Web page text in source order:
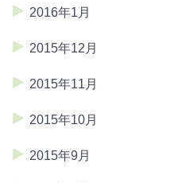
2016年1月
2015年12月
2015年11月
2015年10月
2015年9月